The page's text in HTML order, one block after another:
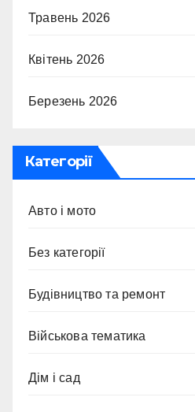
Травень 2026
Квітень 2026
Березень 2026
Категорії
Авто і мото
Без категорії
Будівництво та ремонт
Військова тематика
Дім і сад